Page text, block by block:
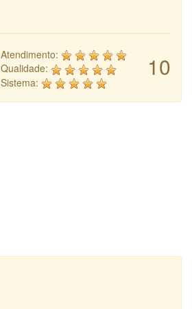
10
Atendimento:
Qualidade:
Sistema: